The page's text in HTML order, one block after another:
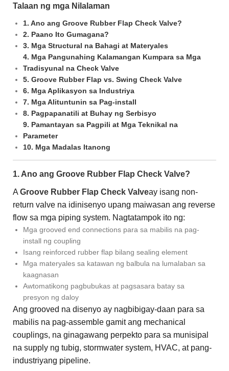
Talaan ng mga Nilalaman
1. Ano ang Groove Rubber Flap Check Valve?
2. Paano Ito Gumagana?
3. Mga Structural na Bahagi at Materyales
4. Mga Pangunahing Kalamangan Kumpara sa Mga
Tradisyunal na Check Valve
5. Groove Rubber Flap vs. Swing Check Valve
6. Mga Aplikasyon sa Industriya
7. Mga Alituntunin sa Pag-install
8. Pagpapanatili at Buhay ng Serbisyo
9. Pamantayan sa Pagpili at Mga Teknikal na
Parameter
10. Mga Madalas Itanong
1. Ano ang Groove Rubber Flap Check Valve?
A Groove Rubber Flap Check Valveay isang non-
return valve na idinisenyo upang maiwasan ang reverse
flow sa mga piping system. Nagtatampok ito ng:
Mga grooved end connections para sa mabilis na pag-
install ng coupling
Isang reinforced rubber flap bilang sealing element
Mga materyales sa katawan ng balbula na lumalaban sa
kaagnasan
Awtomatikong pagbubukas at pagsasara batay sa
presyon ng daloy
Ang grooved na disenyo ay nagbibigay-daan para sa
mabilis na pag-assemble gamit ang mechanical
couplings, na ginagawang perpekto para sa munisipal
na supply ng tubig, stormwater system, HVAC, at pang-
industriyang pipeline.